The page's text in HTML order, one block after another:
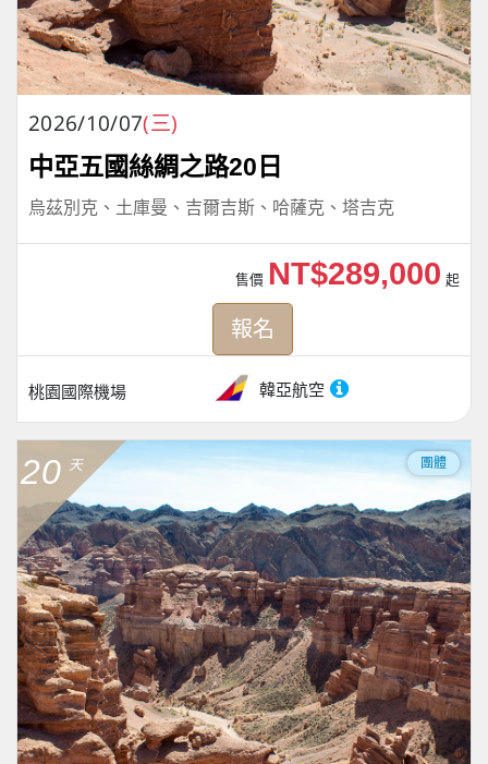
2026/10/07(三)
中亞五國絲綢之路20日
烏茲別克、土庫曼、吉爾吉斯、哈薩克、塔吉克
桃園國際機場 韓亞航空
售價 NT$289,000 起
報名
20 天 團體